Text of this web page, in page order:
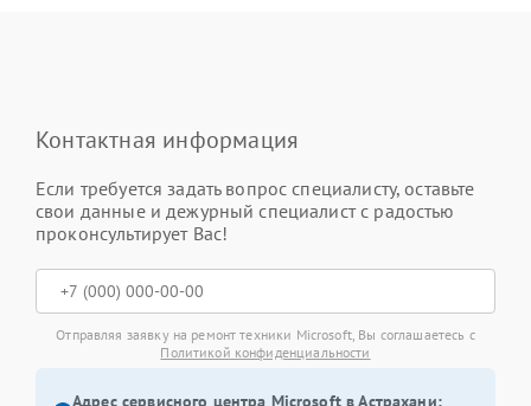
Контактная информация
Если требуется задать вопрос специалисту, оставьте
свои данные и дежурный специалист с радостью
проконсультирует Вас!
Отправляя заявку на ремонт техники Microsoft, Вы соглашаетесь с
Политикой конфиденциальности